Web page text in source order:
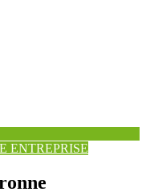
ENTREPRISE